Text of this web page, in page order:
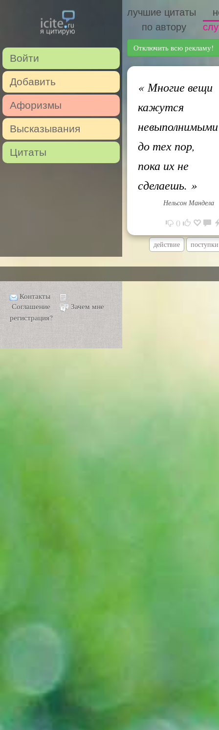
Войти
Добавить
Афоризмы
Высказывания
Цитаты
лучшие цитаты
по автору
Отключить всю рекламу!
«Многие вещи
кажутся
невыполнимыми
до тех пор,
пока их не
сделаешь. »
Нельсон Мандела
0
действие поступки
Контакты
Соглашение
Зачем мне
регистрация?